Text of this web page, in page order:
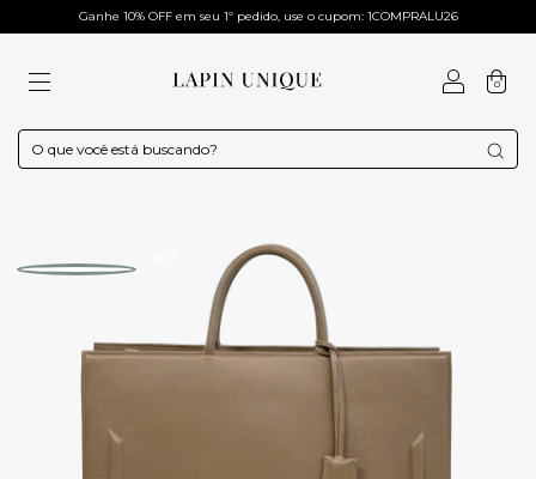
Ganhe 10% OFF em seu 1º pedido, use o cupom: 1COMPRALU26
0